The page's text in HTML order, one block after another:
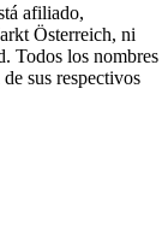
afiliado,
Österreich, ni
Todos los nombres
sus respectivos